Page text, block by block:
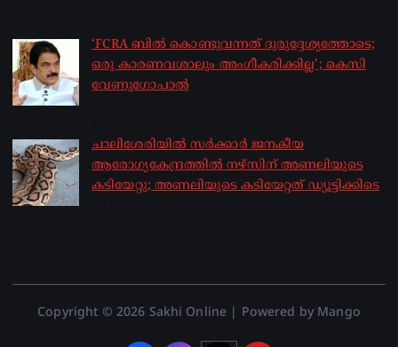
‘FCRA ബിൽ കൊണ്ടുവന്നത് ദുരുദ്ദേശ്യത്തോടെ;
ഒരു കാരണവശാലും അം​ഗീകരിക്കില്ല’; കെസി
വേണു​ഗോപാൽ
ചാലിശേരിയില്‍ സര്‍ക്കാര്‍ ജനകീയ
ആരോഗ്യകേന്ദ്രത്തില്‍ നഴ്സിന് അണലിയുടെ
കടിയേറ്റു; അണലിയുടെ കടിയേറ്റത് ഡ്യൂട്ടിക്കിടെ
Copyright © 2026 Sakhi Online | Powered by Mango